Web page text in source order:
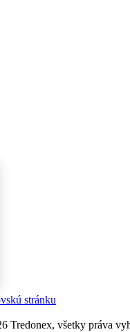
stránku
Tredonex, všetky práva